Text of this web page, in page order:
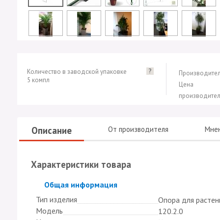
?
Количество в заводской упаковке
5 компл
Цена
Описание От производителя
Характеристики товара
Скрыть
Общая информация
Тип изделия
Опора для
Модель
120.2.0